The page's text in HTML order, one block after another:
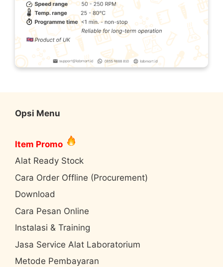
Opsi Menu
Item Promo
Alat Ready Stock
Cara Order Offline (Procurement)
Download
Cara Pesan Online
Instalasi & Training
Jasa Service Alat Laboratorium
Metode Pembayaran